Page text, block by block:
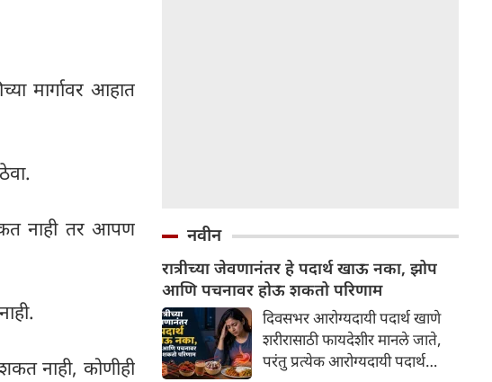
मार्गावर आहात
नाही तर आपण
नाही, कोणीही
नवीन
रात्रीच्या जेवणानंतर हे पदार्थ खाऊ नका, झोप
आणि पचनावर होऊ शकतो परिणाम
दिवसभर आरोग्यदायी पदार्थ खाणे
शरीरासाठी फायदेशीर मानले जाते,
परंतु प्रत्येक आरोग्यदायी पदार्थ